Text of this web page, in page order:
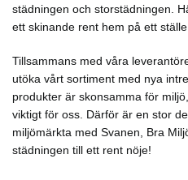
städningen och storstädningen.
ett skinande rent hem på ett
Tillsammans med våra
utöka vårt sortiment med nya
produkter är skonsamma för
viktigt för oss. Därför är en stor
miljömärkta med Svanen, Bra
städningen till ett rent nöje!